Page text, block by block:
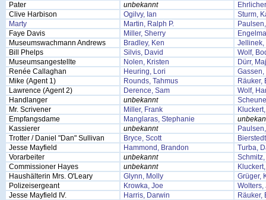
Pater
unbekannt
Clive Harbison
Ogilvy, Ian
Sturm,
Marty
Martin, Ralph P.
Faye Davis
Miller, Sherry
Museumswachmann Andrews
Bradley, Ken
Jellinek,
Bill Phelps
Silvis, David
Wolf,
Museumsangestellte
Nolen, Kristen
Dürr,
Renée Callaghan
Heuring, Lori
Mike (Agent 1)
Rounds, Tahmus
Räuker,
Lawrence (Agent 2)
Derence, Sam
Wolf,
Handlanger
unbekannt
Mr. Scrivener
Miller, Frank
Empfangsdame
Manglaras, Stephanie
Kassierer
unbekannt
Trotter / Daniel "Dan" Sullivan
Bryce, Scott
Jesse Mayfield
Hammond, Brandon
Turba,
Vorarbeiter
unbekannt
Commissioner Hayes
unbekannt
Haushälterin Mrs. O'Leary
Glynn, Molly
Grüger,
Polizeisergeant
Krowka, Joe
Wolters,
Jesse Mayfield IV.
Harris, Darwin
Räuker,